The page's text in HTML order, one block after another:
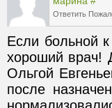
Ответить
Если больной
хороший врач!
Ольгой
после